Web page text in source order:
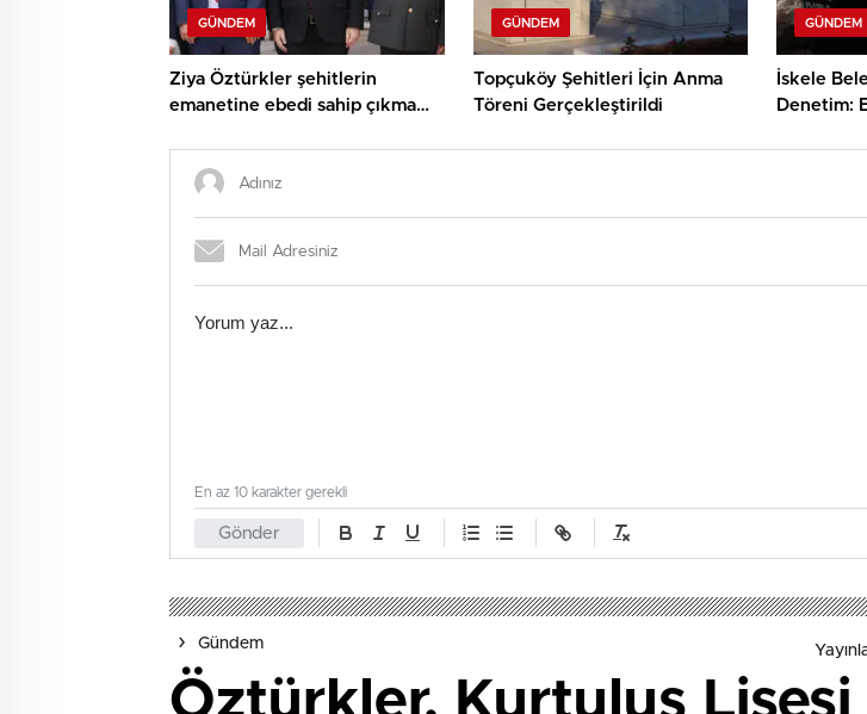
GÜNDEM
Ziya Öztürkler şehitlerin
emanetine ebedi sahip çıkma
GÜNDEM
Topçuköy Şehitleri İçin Anma
Töreni Gerçekleştirildi
GÜNDEM
İskele
Denetim:
Gönder
En az 10 karakter gerekli
Gündem
Öztürkler, Kurtuluş